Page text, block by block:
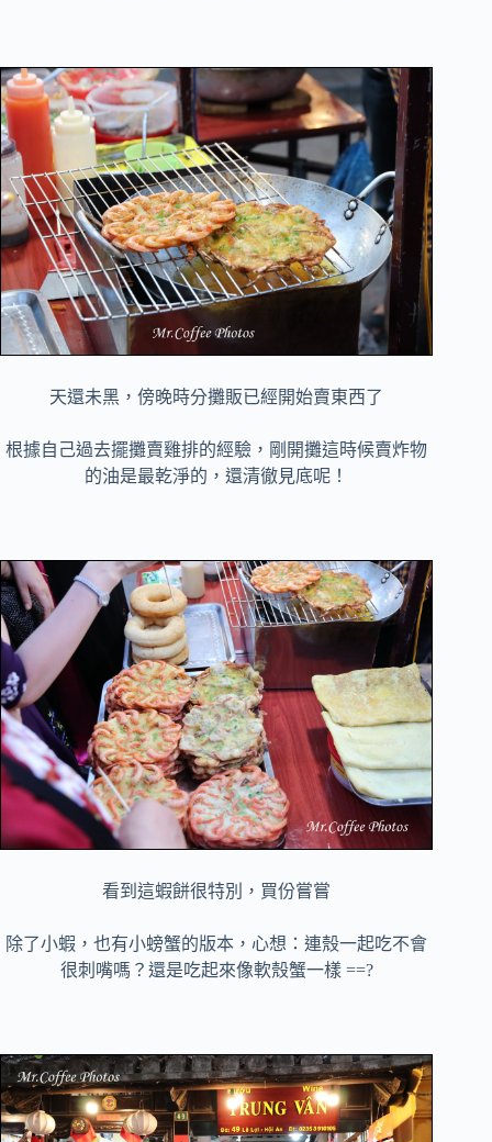
天還未黑，傍晚時分攤販已經開始賣東西了
根據自己過去擺攤賣雞排的經驗，剛開攤這時候賣炸物
的油是最乾淨的，還清徹見底呢！
看到這蝦餅很特別，買份嘗嘗
除了小蝦，也有小螃蟹的版本，心想：連殼一起吃不會
很刺嘴嗎？還是吃起來像軟殼蟹一樣 ==?